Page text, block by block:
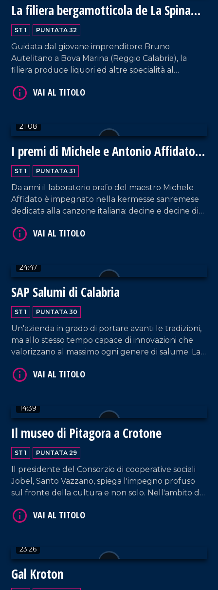
La filiera bergamotticola de La Spina
Santa
ST 1 PUNTATA 32
Guidata dal giovane imprenditore Bruno
Autelitano a Bova Marina (Reggio Calabria), la
filiera produce liquori ed altre specialità al
bergamotto (il Bergotto) e l'Amaro Kaciuto.
21:08
I premi di Michele e Antonio Affidato
per Sanremo 2025
ST 1 PUNTATA 31
Da anni il laboratorio orafo del maestro Michele
Affidato è impegnato nella kermesse sanremese
dedicata alla canzone italiana: decine e decine di
Da qualche tempo si è aggiunto il genio artistico
della propria terra.
24:47
SAP Salumi di Calabria
ST 1 PUNTATA 30
Un'azienda in grado di portare avanti le tradizioni,
ma allo stesso tempo capace di innovazioni che
valorizzano al massimo ogni genere di salume. La
apprezzata nel mercato ed evidenzia la qualità
14:39
Il museo di Pitagora a Crotone
ST 1 PUNTATA 29
Il presidente del Consorzio di cooperative sociali
Jobel, Santo Vazzano, spiega l'impegno profuso
sul fronte della cultura e non solo. Nell'ambito del
aspetti del pensiero pitagorico. Ma non è tutto:
presidio di cultura che ha saputo allargare i propri
orizzonti nel resto d'Italia e all'estero.
23:26
Gal Kroton
VAI AL TITOLO
VAI AL TITOLO
VAI AL TITOLO